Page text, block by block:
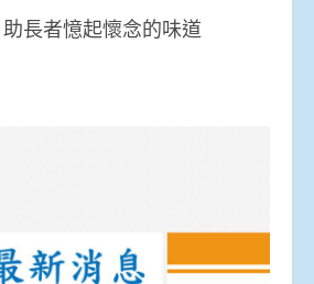
長者憶起懷念的味道